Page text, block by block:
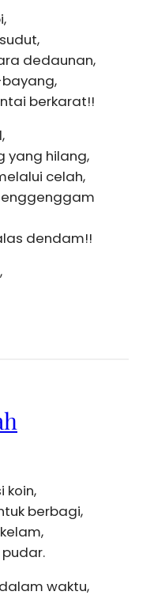
dedaunan,
berkarat!!
yang hilang,
celah,
dendam!!
koin,
berbagi,
waktu,